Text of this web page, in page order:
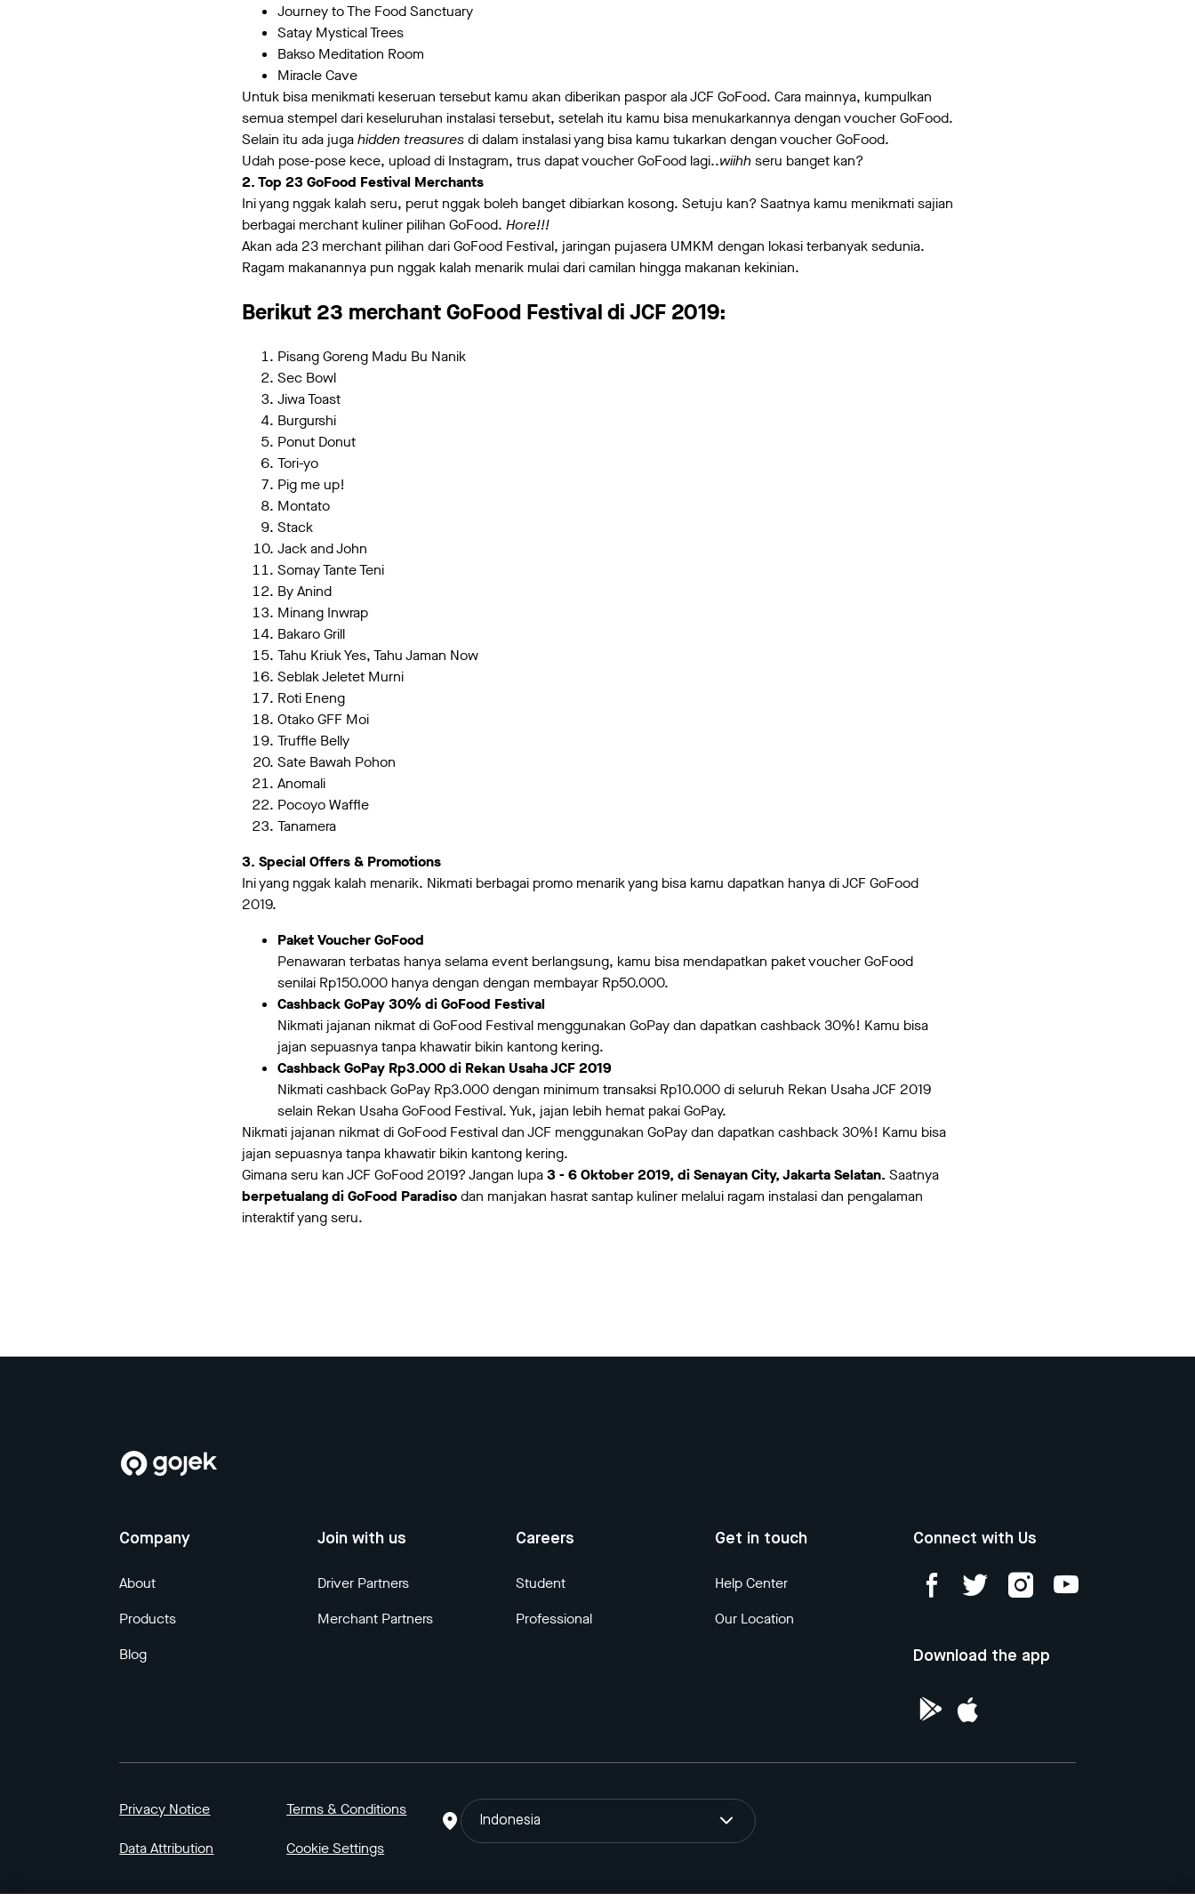
Journey to The Food Sanctuary
Satay Mystical Trees
Bakso Meditation Room
Miracle Cave
Untuk bisa menikmati keseruan tersebut kamu akan diberikan paspor ala JCF GoFood. Cara mainnya, kumpulkan
semua stempel dari keseluruhan instalasi tersebut, setelah itu kamu bisa menukarkannya dengan voucher GoFood.
Selain itu ada jugahidden treasuresdi dalam instalasi yang bisa kamu tukarkan dengan voucher GoFood.
Udah pose-pose kece, upload di Instagram, trus dapat voucher GoFood lagi..wiihhseru banget kan?
2. Top 23 GoFood Festival Merchants
Ini yang nggak kalah seru, perut nggak boleh banget dibiarkan kosong. Setuju kan? Saatnya kamu menikmati sajian
berbagai merchant kuliner pilihan GoFood. Hore!!!
Akan ada 23 merchant pilihan dari GoFood Festival, jaringan pujasera UMKM dengan lokasi terbanyak sedunia.
Ragam makanannya pun nggak kalah menarik mulai dari camilan hingga makanan kekinian.
Berikut 23 merchant GoFood Festival di JCF 2019:
Pisang Goreng Madu Bu Nanik
Sec Bowl
Jiwa Toast
Burgurshi
Ponut Donut
Tori-yo
Pig me up!
Montato
Stack
Jack and John
Somay Tante Teni
By Anind
Minang Inwrap
Bakaro Grill
Tahu Kriuk Yes, Tahu Jaman Now
Seblak Jeletet Murni
Roti Eneng
Otako GFF Moi
Truffle Belly
Sate Bawah Pohon
Anomali
Pocoyo Waffle
Tanamera
3. Special Offers & Promotions
Ini yang nggak kalah menarik. Nikmati berbagai promo menarik yang bisa kamu dapatkan hanya di JCF GoFood
2019.
Paket Voucher GoFood
Penawaran terbatas hanya selama event berlangsung, kamu bisa mendapatkan paket voucher GoFood
senilai Rp150.000 hanya dengan dengan membayar Rp50.000.
Cashback GoPay 30% di GoFood Festival
Nikmati jajanan nikmat di GoFood Festival menggunakan GoPay dan dapatkan cashback 30%! Kamu bisa
jajan sepuasnya tanpa khawatir bikin kantong kering.
Cashback GoPay Rp3.000 di Rekan Usaha JCF 2019
Nikmati cashback GoPay Rp3.000 dengan minimum transaksi Rp10.000 di seluruh Rekan Usaha JCF 2019
selain Rekan Usaha GoFood Festival. Yuk, jajan lebih hemat pakai GoPay.
Nikmati jajanan nikmat di GoFood Festival dan JCF menggunakan GoPay dan dapatkan cashback 30%! Kamu bisa
jajan sepuasnya tanpa khawatir bikin kantong kering.
Gimana seru kan JCF GoFood 2019? Jangan lupa3 - 6 Oktober 2019, di Senayan City, Jakarta Selatan. Saatnya
berpetualang di GoFood Paradisodan manjakan hasrat santap kuliner melalui ragam instalasi dan pengalaman
interaktif yang seru.
Company
About
Products
Blog
Join with us
Driver Partners
Merchant Partners
Careers
Student
Professional
Get in touch
Help Center
Our Location
Connect with Us
Download the app
Privacy Notice Terms & Conditions
Data Attribution Cookie Settings
Indonesia